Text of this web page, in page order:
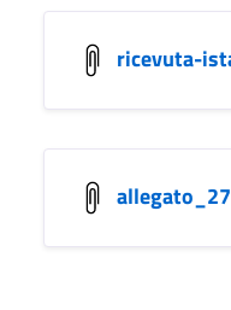
ricevuta-